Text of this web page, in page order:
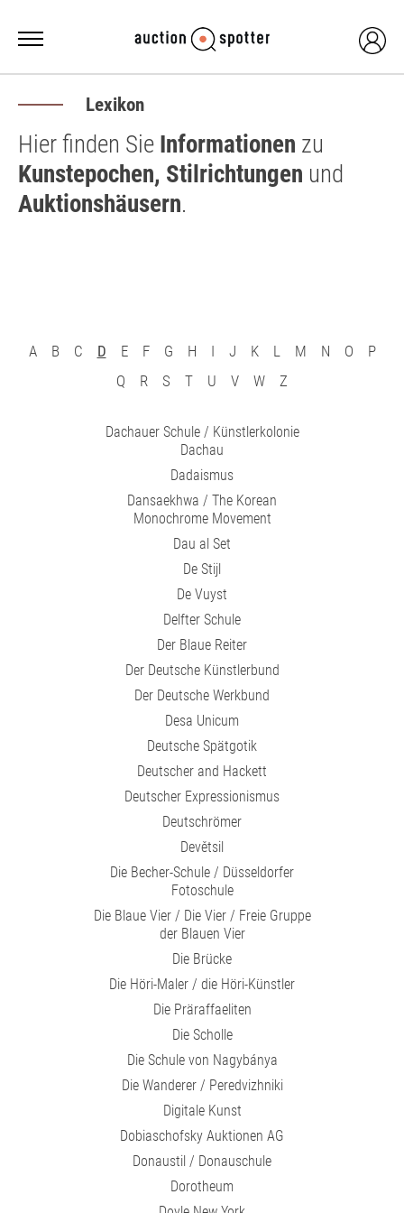
Lexikon
Hier finden Sie Informationen zu
Kunstepochen, Stilrichtungen und
Auktionshäusern.
A B C D E F G H I J K L M N O
P
Q
R S T U V W Z
Dachauer Schule / Künstlerkolonie
Dachau
Dadaismus
Dansaekhwa / The Korean
Monochrome Movement
Dau al Set
De Stijl
De Vuyst
Delfter Schule
Der Blaue Reiter
Der Deutsche Künstlerbund
Der Deutsche Werkbund
Desa Unicum
Deutsche Spätgotik
Deutscher and Hackett
Deutscher Expressionismus
Deutschrömer
Devětsil
Die Becher-Schule / Düsseldorfer
Fotoschule
Die Blaue Vier / Die Vier / Freie Gruppe
der Blauen Vier
Die Brücke
Die Höri-Maler / die Höri-Künstler
Die Präraffaeliten
Die Scholle
Die Schule von Nagybánya
Die Wanderer / Peredvizhniki
Digitale Kunst
Dobiaschofsky Auktionen AG
Donaustil / Donauschule
Dorotheum